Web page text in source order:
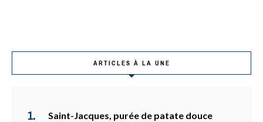
ARTICLES À LA UNE
Saint-Jacques, purée de patate douce